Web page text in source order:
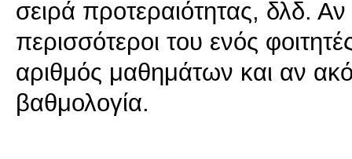
σειρά προτεραιότητας, δλδ. Αν
περισσότεροι του ενός
αριθμός μαθημάτων και αν
βαθμολογία.